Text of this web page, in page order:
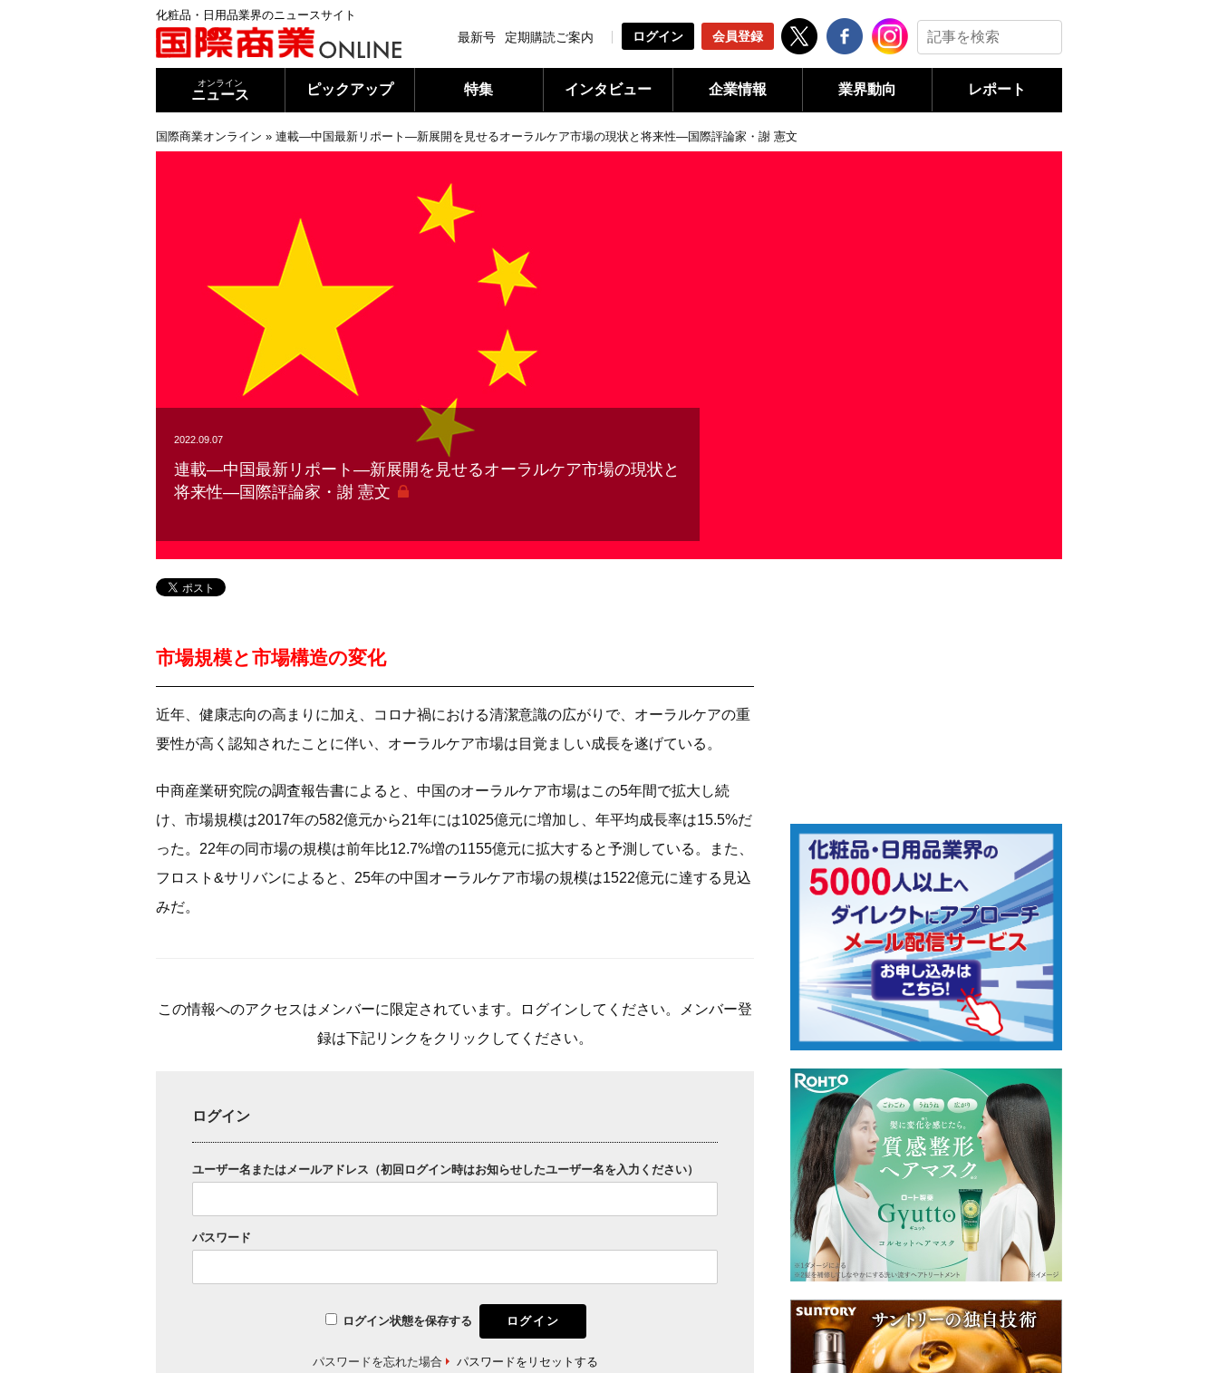
化粧品・日用品業界のニュースサイト
最新号 定期購読ご案内 ログイン 会員登録
オンライン
ニュース ピックアップ 特集 インタビュー 企業情報 業界動向 レポート
国際商業オンライン » 連載―中国最新リポート―新展開を見せるオーラルケア市場の現状と将来性―国際評論家・謝 憲文
2022.09.07
連載―中国最新リポート―新展開を見せるオーラルケア市場の現状と
将来性―国際評論家・謝 憲文
市場規模と市場構造の変化
近年、健康志向の高まりに加え、コロナ禍における清潔意識の広がりで、オーラルケアの重
要性が高く認知されたことに伴い、オーラルケア市場は目覚ましい成長を遂げている。
中商産業研究院の調査報告書によると、中国のオーラルケア市場はこの5年間で拡大し続
け、市場規模は2017年の582億元から21年には1025億元に増加し、年平均成長率は15.5%だ
った。22年の同市場の規模は前年比12.7%増の1155億元に拡大すると予測している。また、
フロスト&サリバンによると、25年の中国オーラルケア市場の規模は1522億元に達する見込
みだ。
この情報へのアクセスはメンバーに限定されています。ログインしてください。メンバー登
録は下記リンクをクリックしてください。
ログイン
ユーザー名またはメールアドレス（初回ログイン時はお知らせしたユーザー名を入力ください）
パスワード
ログイン状態を保存する
パスワードを忘れた場合
パスワードをリセットする